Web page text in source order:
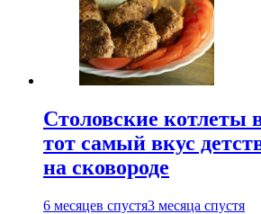
Столовские котлеты
тот самый вкус
на сковороде
6 месяцев спустя3 месяца спустя